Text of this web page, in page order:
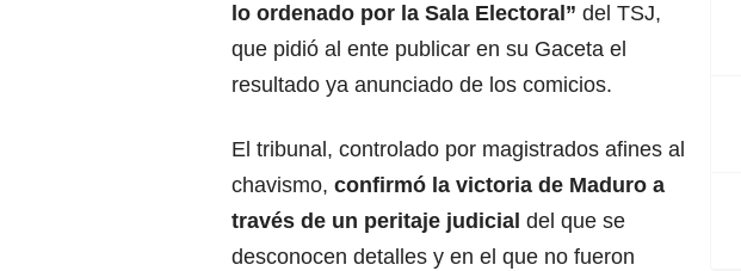
lo ordenado por la Sala Electoral” del TSJ,
que pidió al ente publicar en su Gaceta el
resultado ya anunciado de los comicios.
El tribunal, controlado por magistrados afines al
chavismo, confirmó la victoria de Maduro a
través de un peritaje judicial del que se
desconocen detalles y en el que no fueron